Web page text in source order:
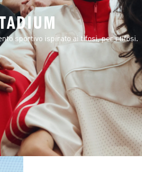
sportivo ispirato ai tifosi, per i tifosi.